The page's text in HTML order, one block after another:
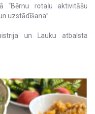
“Bērnu rotaļu aktivitāšu
uzstādīšana”.
un Lauku atbalsta